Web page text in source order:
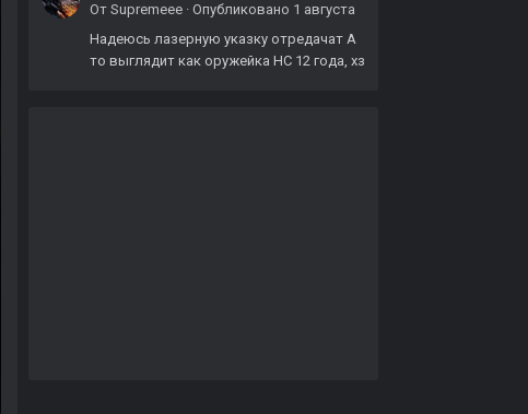
От Supremeee · Опубликовано 1 августа
Надеюсь лазерную указку отредачат А
то выглядит как оружейка НС 12 года, хз